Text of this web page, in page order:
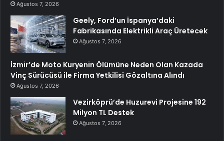
Ağustos 7, 2026
Geely, Ford’un İspanya’daki
Fabrikasında Elektrikli Araç Üretecek
Ağustos 7, 2026
İzmir’de Moto Kuryenin Ölümüne Neden Olan Kazada
Vinç Sürücüsü ile Firma Yetkilisi Gözaltına Alındı
Ağustos 7, 2026
Vezirköprü’de Huzurevi Projesine 192
Milyon TL Destek
Ağustos 7, 2026